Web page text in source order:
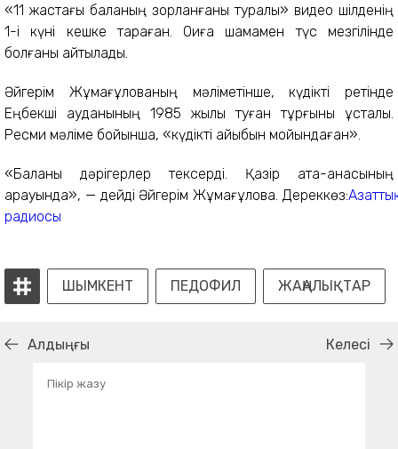
«11 жастағы баланың зорланғаны туралы» видео шілденің
1-і күні кешке тараған. Оқиға шамамен түс мезгілінде
болғаны айтылады.
Әйгерім Жұмағұлованың мәліметінше, күдікті ретінде
Еңбекші ауданының 1985 жылы туған тұрғыны ұсталы.
Ресми мәліме бойынша, «күдікті айыбын мойындаған».
«Баланы дәрігерлер тексерді. Қазір ата-анасының
қарауында», — дейді Әйгерім Жұмағұлова. Дереккөз:Азаттық
радиосы
ШЫМКЕНТ ПЕДОФИЛ ЖАҢАЛЫҚТАР
Алдыңғы Келесі